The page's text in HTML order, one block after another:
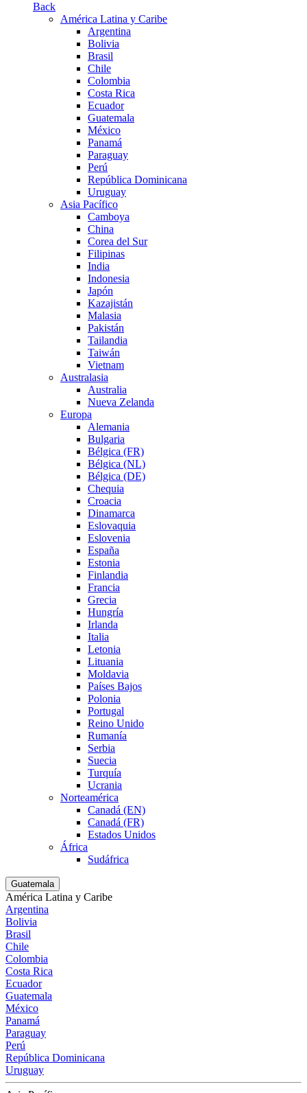
Back
América Latina y Caribe
Argentina
Bolivia
Brasil
Chile
Colombia
Costa Rica
Ecuador
Guatemala
México
Panamá
Paraguay
Perú
República Dominicana
Uruguay
Asia Pacífico
Camboya
China
Corea del Sur
Filipinas
India
Indonesia
Japón
Kazajistán
Malasia
Pakistán
Tailandia
Taiwán
Vietnam
Australasia
Australia
Nueva Zelanda
Europa
Alemania
Bulgaria
Bélgica (FR)
Bélgica (NL)
Bélgica (DE)
Chequia
Croacia
Dinamarca
Eslovaquia
Eslovenia
España
Estonia
Finlandia
Francia
Grecia
Hungría
Irlanda
Italia
Letonia
Lituania
Moldavia
Países Bajos
Polonia
Portugal
Reino Unido
Rumanía
Serbia
Suecia
Turquía
Ucrania
Norteamérica
Canadá (EN)
Canadá (FR)
Estados Unidos
África
Sudáfrica
Guatemala
América Latina y Caribe
Argentina
Bolivia
Brasil
Chile
Colombia
Costa Rica
Ecuador
Guatemala
México
Panamá
Paraguay
Perú
República Dominicana
Uruguay